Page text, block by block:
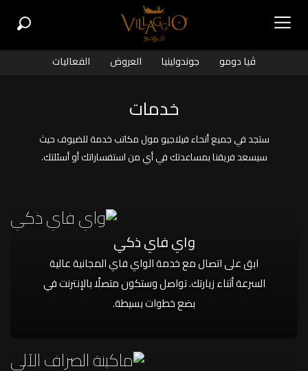
ڤيا دومو جوندولينيا العروض الفعاليات
خدمات
ستجد في جميع أنحاء فيلاجيو مول مكاتب خدمة للضيوف حيث
سيسعد فريقنا بمساعدتك في أي من استفساراتك أو أسئلتك.
واي فاي ذكي
ابق على اتصال مع خدمة الواي فاي المجانية عالية
السرعة أثناء زيارتك. تواصل وستكون متصلًا بالإنترنت في
بضع خطوات بسيطة.